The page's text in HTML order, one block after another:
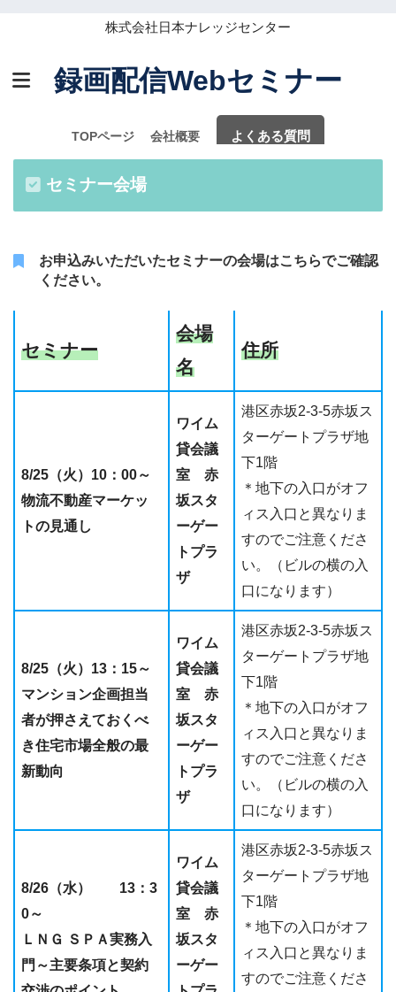
株式会社日本ナレッジセンター
録画配信Webセミナー
TOPページ 会社概要 よくある質問
セミナー会場
お申込みいただいたセミナーの会場はこちらでご確認
ください。
セミナー
会場
名
住所
8/25（火）10：00～
物流不動産マーケッ
トの見通し
ワイム
貸会議
室 赤
坂スタ
ーゲー
トプラ
ザ
港区赤坂2-3-5赤坂ス
ターゲートプラザ地
下1階
＊地下の入口がオフ
ィス入口と異なりま
すのでご注意くださ
い。（ビルの横の入
口になります）
8/25（火）13：15～
マンション企画担当
者が押さえておくべ
き住宅市場全般の最
新動向
ワイム
貸会議
室 赤
坂スタ
ーゲー
トプラ
ザ
港区赤坂2-3-5赤坂ス
ターゲートプラザ地
下1階
＊地下の入口がオフ
ィス入口と異なりま
すのでご注意くださ
い。（ビルの横の入
口になります）
8/26（水） 13：3
0～
ＬＮＧ ＳＰＡ実務入
門～主要条項と契約
ワイム
貸会議
室 赤
坂スタ
ーゲー
港区赤坂2-3-5赤坂ス
ターゲートプラザ地
下1階
＊地下の入口がオフ
ィス入口と異なりま
すのでご注意くださ